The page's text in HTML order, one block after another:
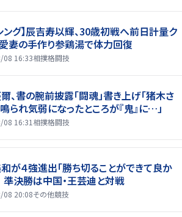
ング】辰吉寿以輝、30歳初戦へ前日計量ク
妻の手作り参鶏湯で体力回復
08 16:33相撲格闘技
、書の腕前披露「闘魂」書き上げ「猪木さ
られ気弱になったところが『鬼』に…」
16:31 相撲格闘技
が４強進出「勝ち切ることができて良か
決勝は中国・王芸迪と対戦
08 20:08その他競技